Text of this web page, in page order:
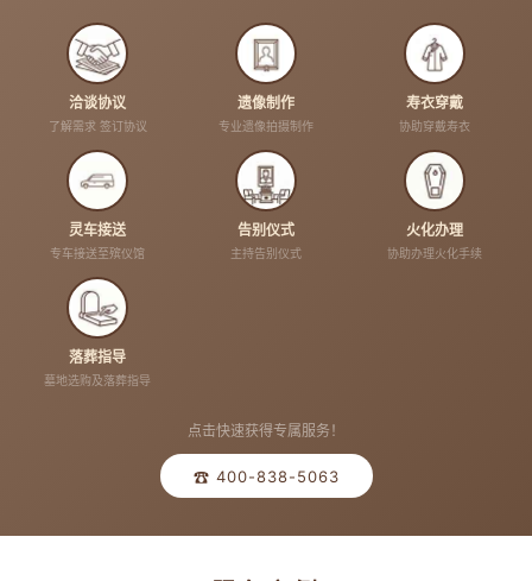
洽谈协议
了解需求 签订协议
遗像制作
专业遗像拍摄制作
寿衣穿戴
协助穿戴寿衣
灵车接送
专车接送至殡仪馆
告别仪式
主持告别仪式
火化办理
协助办理火化手续
落葬指导
墓地选购及落葬指导
点击快速获得专属服务！
☎ 400-838-5063